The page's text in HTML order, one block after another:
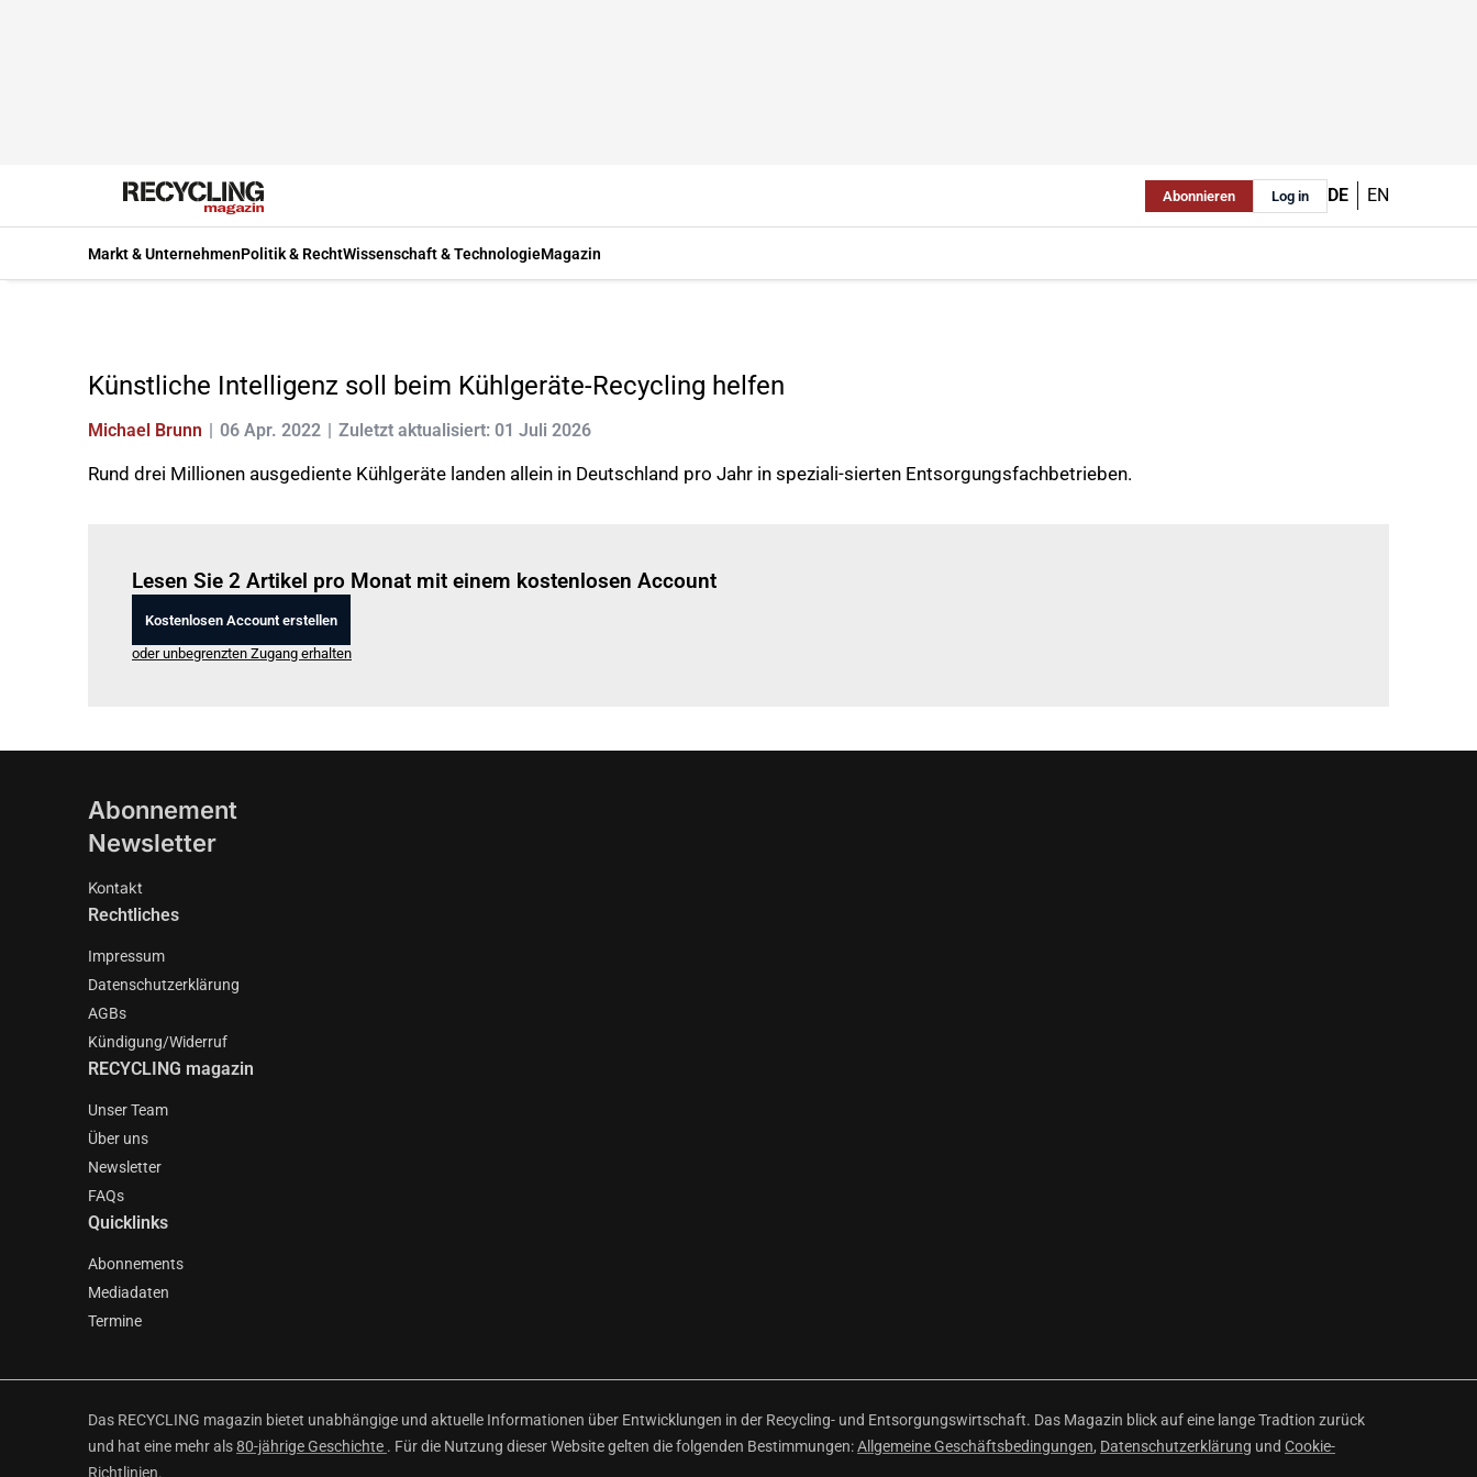
Abonnieren Log in DE EN
Markt & UnternehmenPolitik & RechtWissenschaft & TechnologieMagazin
Künstliche Intelligenz soll beim Kühlgeräte-Recycling helfen
Michael Brunn 06 Apr. 2022 Zuletzt aktualisiert: 01 Juli 2026
Rund drei Millionen ausgediente Kühlgeräte landen allein in Deutschland pro Jahr in speziali-sierten Entsorgungsfachbetrieben.
Lesen Sie 2 Artikel pro Monat mit einem kostenlosen Account
Kostenlosen Account erstellen
oder unbegrenzten Zugang erhalten
Abonnement
Newsletter
Kontakt
Rechtliches
Impressum
Datenschutzerklärung
AGBs
Kündigung/Widerruf
RECYCLING magazin
Unser Team
Über uns
Newsletter
FAQs
Quicklinks
Abonnements
Mediadaten
Termine
Das RECYCLING magazin bietet unabhängige und aktuelle Informationen über Entwicklungen in der Recycling- und Entsorgungswirtschaft. Das Magazin blick auf eine lange Tradtion zurück
und hat eine mehr als80-jährige Geschichte . Für die Nutzung dieser Website gelten die folgenden Bestimmungen:Allgemeine Geschäftsbedingungen, Datenschutzerklärung und Cookie-
Richtlinien.